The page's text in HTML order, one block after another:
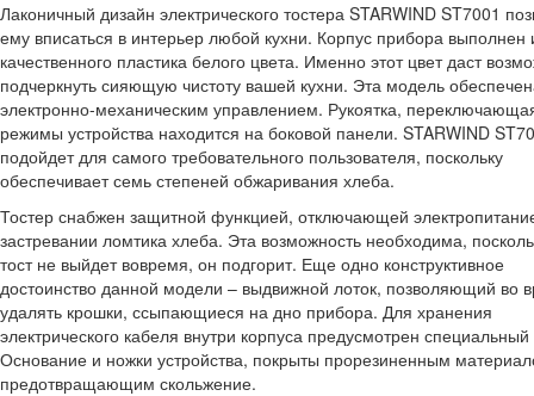
Лаконичный дизайн электрического тостера STARWIND ST7001
ему вписаться в интерьер любой кухни. Корпус прибора выполнен
качественного пластика белого цвета. Именно этот цвет даст
подчеркнуть сияющую чистоту вашей кухни. Эта модель
электронно-механическим управлением. Рукоятка,
режимы устройства находится на боковой панели. STARWIND
подойдет для самого требовательного пользователя, поскольку
обеспечивает семь степеней обжаривания хлеба.
Тостер снабжен защитной функцией, отключающей
застревании ломтика хлеба. Эта возможность необходима,
тост не выйдет вовремя, он подгорит. Еще одно конструктивное
достоинство данной модели – выдвижной лоток, позволяющий во
удалять крошки, ссыпающиеся на дно прибора. Для хранения
электрического кабеля внутри корпуса предусмотрен специальный
Основание и ножки устройства, покрыты прорезиненным
предотвращающим скольжение.